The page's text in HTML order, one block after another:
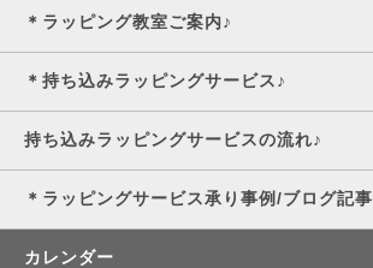
＊ラッピング教室ご案内♪
＊持ち込みラッピングサービス♪
持ち込みラッピングサービスの流れ♪
＊ラッピングサービス承り事例/ブログ記事
カレンダー